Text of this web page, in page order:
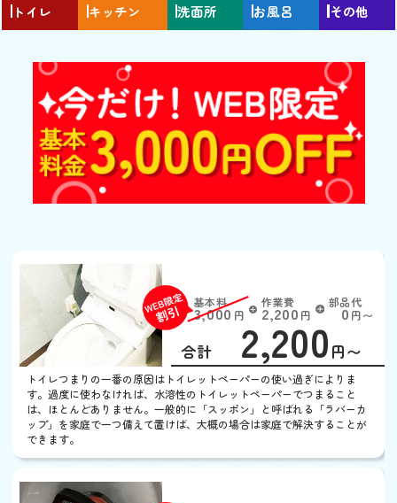
トイレ キッチン 洗面所 お風呂 その他
基本料
3,000 円 W
EB
限
定
割
引
作業費
2,200 円
部品代
0円〜
合計 2,200 円〜
トイレつまりの一番の原因はトイレットペーパーの使い過ぎによりま
す。過度に使わなければ、水溶性のトイレットペーパーでつまること
は、ほとんどありません。一般的に「スッポン」と呼ばれる「ラバーカ
ップ」を家庭で一つ備えて置けば、大概の場合は家庭で解決することが
できます。